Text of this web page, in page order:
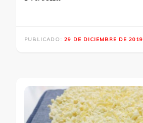
PUBLICADO: 29 DE DICIEMBRE DE 2019